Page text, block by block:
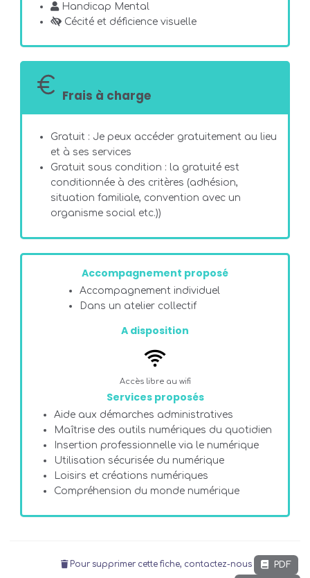
Handicap Mental
Cécité et déficience visuelle
Frais à charge
Gratuit : Je peux accéder gratuitement au lieu
et à ses services
Gratuit sous condition : la gratuité est
conditionnée à des critères (adhésion,
situation familiale, convention avec un
organisme social etc.))
Accompagnement proposé
Accompagnement individuel
Dans un atelier collectif
A disposition
Accès libre au wifi
Services proposés
Aide aux démarches administratives
Maîtrise des outils numériques du quotidien
Insertion professionnelle via le numérique
Utilisation sécurisée du numérique
Loisirs et créations numériques
Compréhension du monde numérique
Pour supprimer cette fiche, contactez-nous PDF